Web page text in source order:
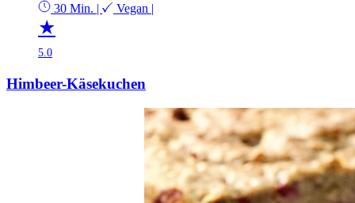
30 Min. | Vegan |
★
5.0
Himbeer-Käsekuchen